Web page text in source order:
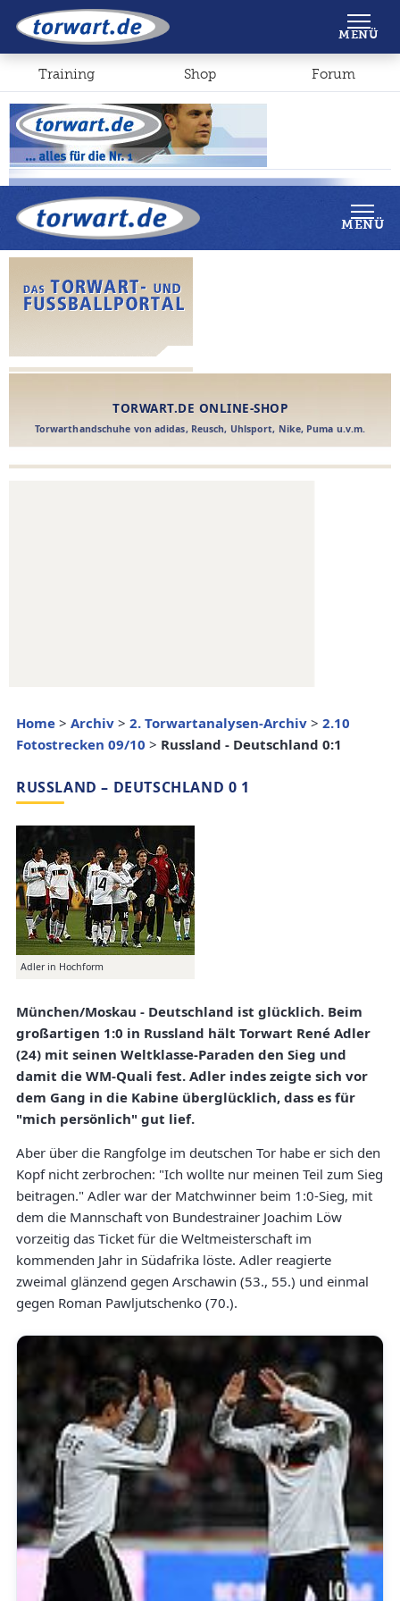
Shop Forum
MENÜ
Home > Archiv > 2. Torwartanalysen-Archiv > 2.10
Fotostrecken 09/10 > Russland - Deutschland 0:1
RUSSLAND – DEUTSCHLAND 0 1
Adler in Hochform
München/Moskau - Deutschland ist glücklich. Beim
großartigen 1:0 in Russland hält Torwart René Adler
(24) mit seinen Weltklasse-Paraden den Sieg und
damit die WM-Quali fest. Adler indes zeigte sich vor
dem Gang in die Kabine überglücklich, dass es für
"mich persönlich" gut lief.
Aber über die Rangfolge im deutschen Tor habe er sich den
Kopf nicht zerbrochen: "Ich wollte nur meinen Teil zum Sieg
beitragen." Adler war der Matchwinner beim 1:0-Sieg, mit
dem die Mannschaft von Bundestrainer Joachim Löw
vorzeitig das Ticket für die Weltmeisterschaft im
kommenden Jahr in Südafrika löste. Adler reagierte
zweimal glänzend gegen Arschawin (53., 55.) und einmal
gegen Roman Pawljutschenko (70.).